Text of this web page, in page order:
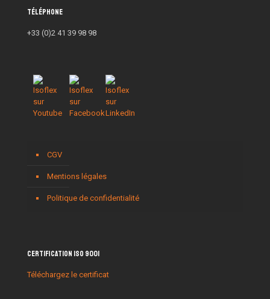
Téléphone
+33 (0)2 41 39 98 98
CGV
Mentions légales
Politique de confidentialité
Certification ISO 9001
Téléchargez le certificat